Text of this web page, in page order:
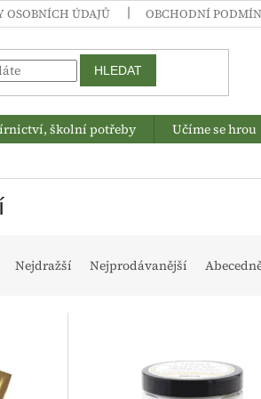
OSOBNÍCH ÚDAJŮ OBCHODNÍ
HLEDAT
školní potřeby Učíme se hrou
Nejdražší Nejprodávanější